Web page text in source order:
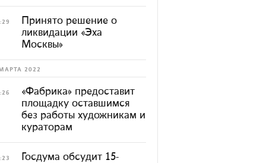
Принято решение о
ликвидации «Эха
Москвы»
2022
«Фабрика» предоставит
площадку оставшимся
без работы художникам и
кураторам
Госдума обсудит 15-